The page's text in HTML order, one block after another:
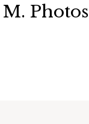
Photos